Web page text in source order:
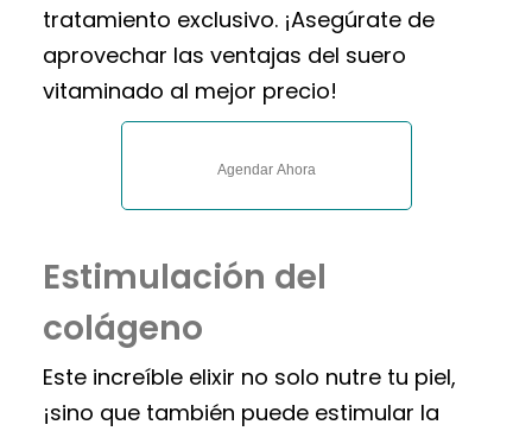
tratamiento exclusivo. ¡Asegúrate de
aprovechar las ventajas del suero
vitaminado al mejor precio!
Agendar Ahora
Estimulación del
colágeno
Este increíble elixir no solo nutre tu piel,
¡sino que también puede estimular la